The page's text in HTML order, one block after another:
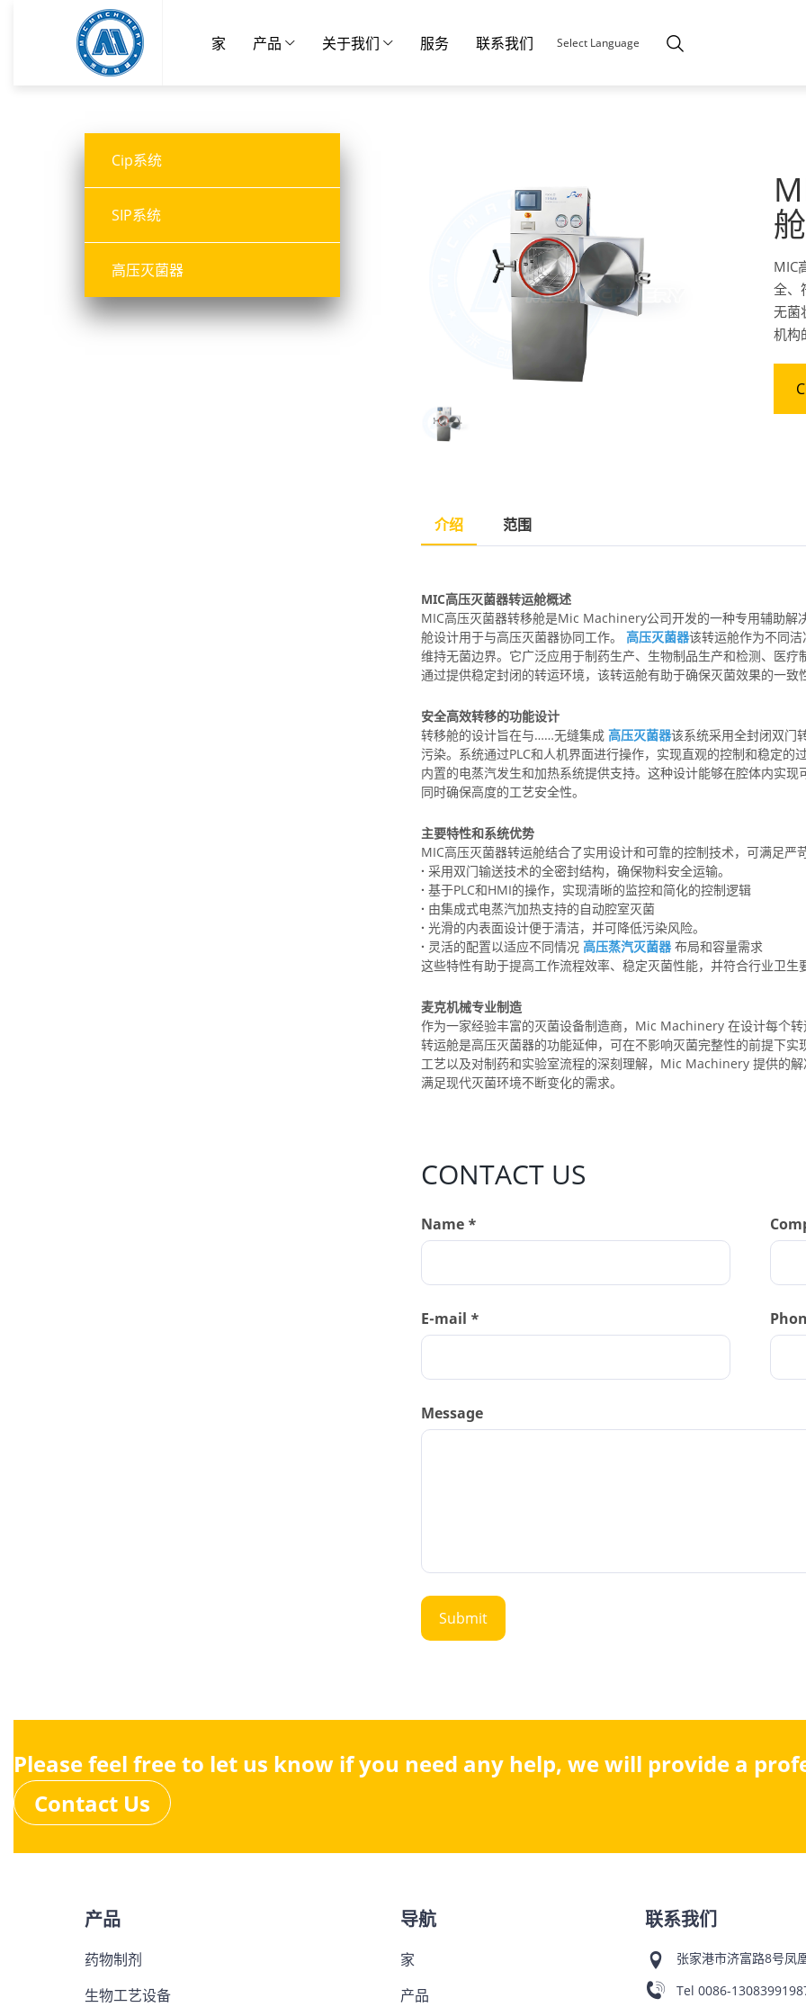
家 产品 关于我们 服务 联系我们 Select Language
舱
MIC
全、
无菌
机构
介绍 范围
MIC高压灭菌器转运舱概述
MIC高压灭菌器转移舱是Mic Machinery公司开发的一种专用辅助解
舱设计用于与高压灭菌器协同工作。高压灭菌器该转运舱作为不同
维持无菌边界。它广泛应用于制药生产、生物制品生产和检测、医疗
通过提供稳定封闭的转运环境，该转运舱有助于确保灭菌效果的一致
安全高效转移的功能设计
转移舱的设计旨在与……无缝集成高压灭菌器该系统采用全封闭双门
污染。系统通过PLC和人机界面进行操作，实现直观的控制和稳定的
内置的电蒸汽发生和加热系统提供支持。这种设计能够在腔体内实现
同时确保高度的工艺安全性。
主要特性和系统优势
MIC高压灭菌器转运舱结合了实用设计和可靠的控制技术，可满足严
·采用双门输送技术的全密封结构，确保物料安全运输。
·基于PLC和HMI的操作，实现清晰的监控和简化的控制逻辑
· 由集成式电蒸汽加热支持的自动腔室灭菌
·光滑的内表面设计便于清洁，并可降低污染风险。
· 灵活的配置以适应不同情况 高压蒸汽灭菌器布局和容量需求
这些特性有助于提高工作流程效率、稳定灭菌性能，并符合行业卫生
麦克机械专业制造
作为一家经验丰富的灭菌设备制造商，Mic Machinery 在设计每个
转运舱是高压灭菌器的功能延伸，可在不影响灭菌完整性的前提下
工艺以及对制药和实验室流程的深刻理解，Mic Machinery 提供的
满足现代灭菌环境不断变化的需求。
CONTACT US
Name *
E-mail *
Message
Cip系统
SIP系统
高压灭菌器
Please feel free to let us know if you need any help, we will provide a
Contact Us
产品
药物制剂
生物工艺设备
导航
家
产品
联系我们
张家港市济富路8号凤
Tel 0086-